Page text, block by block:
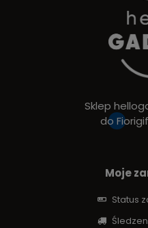
Sklep
do
Moje
Status